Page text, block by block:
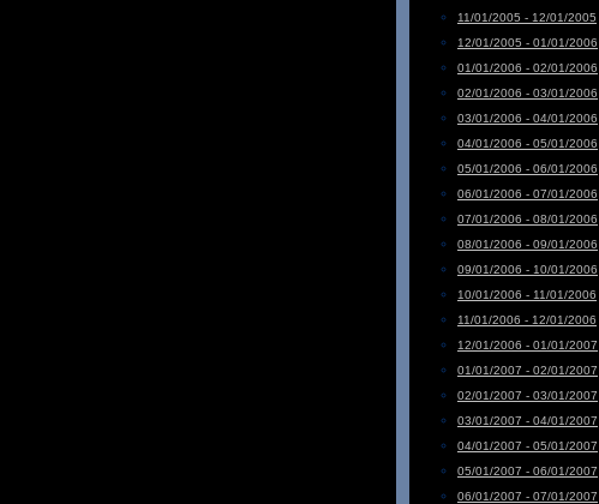
11/01/2005 - 12/01/2005
12/01/2005 - 01/01/2006
01/01/2006 - 02/01/2006
02/01/2006 - 03/01/2006
03/01/2006 - 04/01/2006
04/01/2006 - 05/01/2006
05/01/2006 - 06/01/2006
06/01/2006 - 07/01/2006
07/01/2006 - 08/01/2006
08/01/2006 - 09/01/2006
09/01/2006 - 10/01/2006
10/01/2006 - 11/01/2006
11/01/2006 - 12/01/2006
12/01/2006 - 01/01/2007
01/01/2007 - 02/01/2007
02/01/2007 - 03/01/2007
03/01/2007 - 04/01/2007
04/01/2007 - 05/01/2007
05/01/2007 - 06/01/2007
06/01/2007 - 07/01/2007